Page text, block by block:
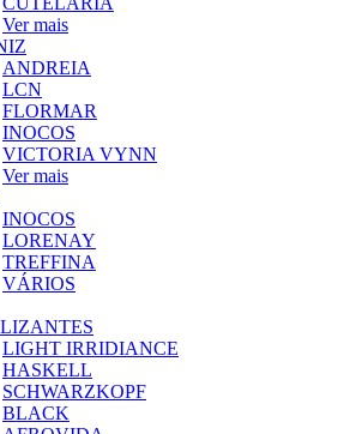
Ver mais
ANDREIA
LCN
FLORMAR
INOCOS
VICTORIA VYNN
Ver mais
INOCOS
LORENAY
TREFFINA
VÁRIOS
LIGHT IRRIDIANCE
HASKELL
SCHWARZKOPF
BLACK